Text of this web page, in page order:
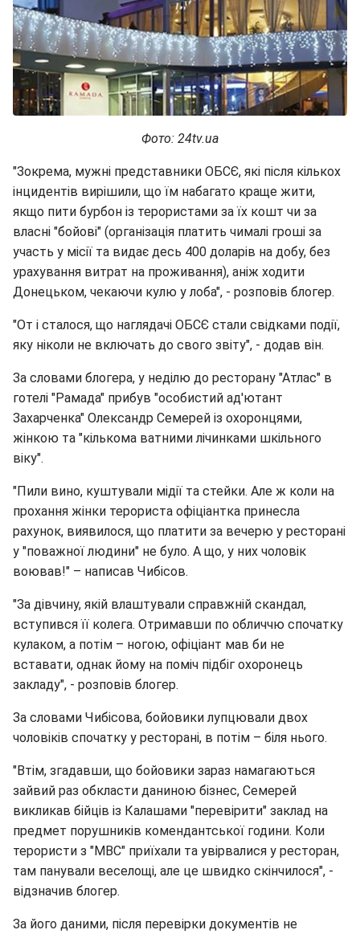
Фото: 24tv.ua
"Зокрема, мужні представники ОБСЄ, які після кількох
інцидентів вирішили, що їм набагато краще жити,
якщо пити бурбон із терористами за їх кошт чи за
власні "бойові" (організація платить чималі гроші за
участь у місії та видає десь 400 доларів на добу, без
урахування витрат на проживання), аніж ходити
Донецьком, чекаючи кулю у лоба", - розповів блогер.
"От і сталося, що наглядачі ОБСЄ стали свідками події,
яку ніколи не включать до свого звіту", - додав він.
За словами блогера, у неділю до ресторану "Атлас" в
готелі "Рамада" прибув "особистий ад'ютант
Захарченка" Олександр Семерей із охоронцями,
жінкою та "кількома ватними лічинками шкільного
віку".
"Пили вино, куштували мідії та стейки. Але ж коли на
прохання жінки терориста офіціантка принесла
рахунок, виявилося, що платити за вечерю у ресторані
у "поважної людини" не було. А що, у них чоловік
воював!" – написав Чибісов.
"За дівчину, якій влаштували справжній скандал,
вступився її колега. Отримавши по обличчю спочатку
кулаком, а потім – ногою, офіціант мав би не
вставати, однак йому на поміч підбіг охоронець
закладу", - розповів блогер.
За словами Чибісова, бойовики лупцювали двох
чоловіків спочатку у ресторані, в потім – біля нього.
"Втім, згадавши, що бойовики зараз намагаються
зайвий раз обкласти даниною бізнес, Семерей
викликав бійців із Калашами "перевірити" заклад на
предмет порушників комендантської години. Коли
терористи з "МВС" приїхали та увірвалися у ресторан,
там панували веселощі, але це швидко скінчилося", -
відзначив блогер.
За його даними, після перевірки документів не